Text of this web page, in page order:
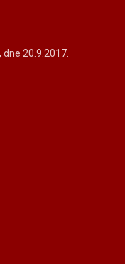
20.9.2017.